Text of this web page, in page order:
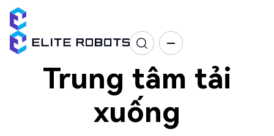
Trung tâm tải
xuống